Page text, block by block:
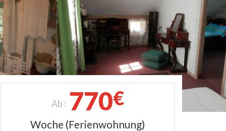
Ab : 770€
Woche (Ferienwohnung)